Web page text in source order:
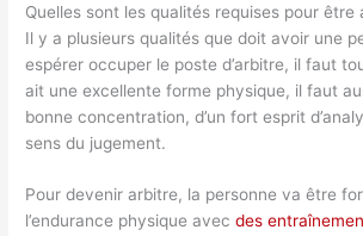
Quelles sont les qualités requises pour être
Il y a plusieurs qualités que doit avoir une
espérer occuper le poste d’arbitre, il faut
ait une excellente forme physique, il faut
bonne concentration, d’un fort esprit
sens du jugement.
Pour devenir arbitre, la personne va être
l’endurance physique avecdes